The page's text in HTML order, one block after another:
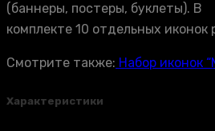
(баннеры, постеры, буклеты). В
комплекте 10 отдельных
Смотрите также: Набор иконок
Характеристики